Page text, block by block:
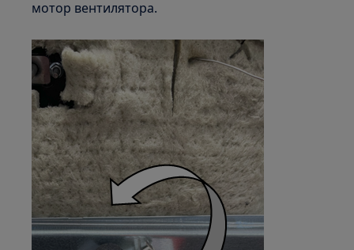
мотор вентилятора.